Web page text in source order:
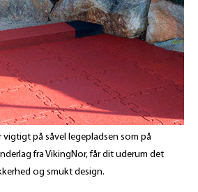
vigtigt på såvel legepladsen som på
fra VikingNor, får dit uderum det
og smukt design.